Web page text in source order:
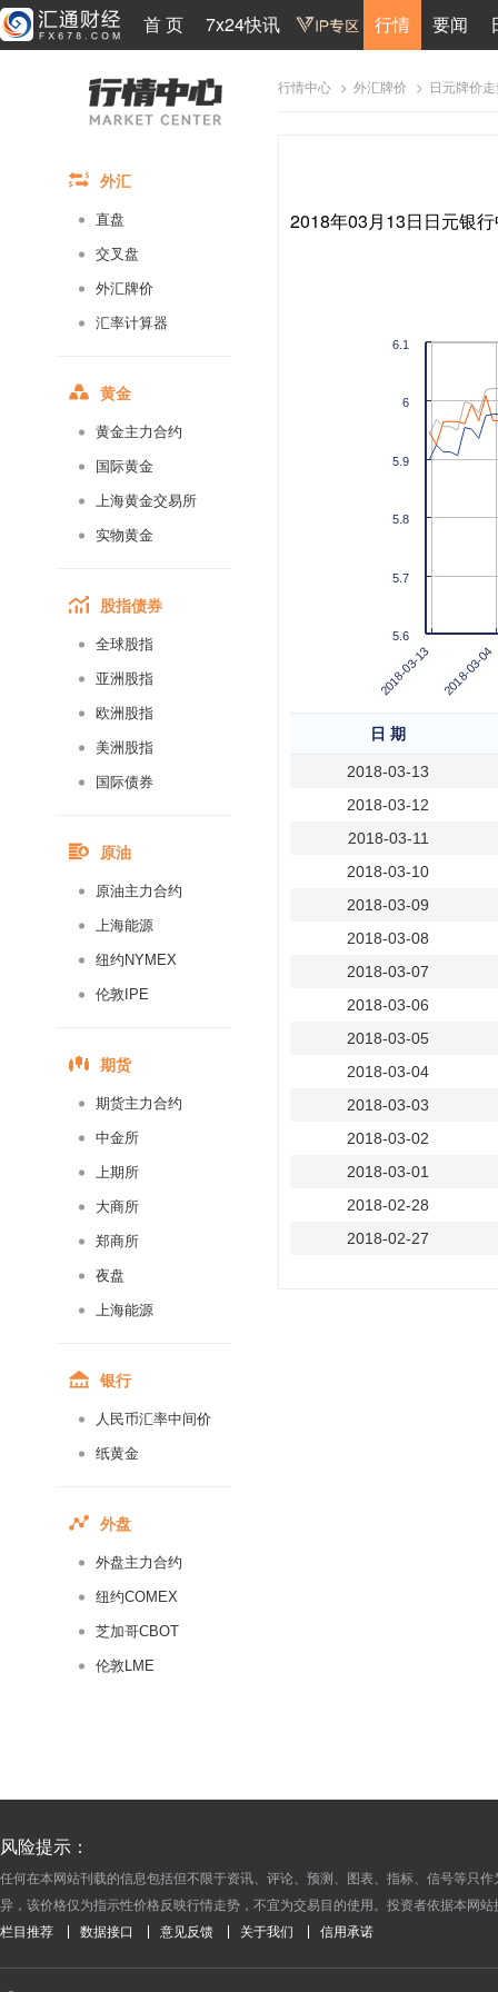
首 页 7x24快讯 行情 要闻
外汇
直盘
交叉盘
外汇牌价
汇率计算器
黄金
黄金主力合约
国际黄金
上海黄金交易所
实物黄金
股指债券
全球股指
亚洲股指
欧洲股指
美洲股指
国际债券
原油
原油主力合约
上海能源
纽约NYMEX
伦敦IPE
期货
期货主力合约
中金所
上期所
大商所
郑商所
夜盘
上海能源
银行
人民币汇率中间价
纸黄金
外盘
外盘主力合约
纽约COMEX
芝加哥CBOT
伦敦LME
行情中心 > 外汇牌价 > 日元牌价
2018年03月13日日元银
2018-03-13 2018-03-04
5.6
5.7
5.8
5.9
6
6.1
日 期
2018-03-13
2018-03-12
2018-03-11
2018-03-10
2018-03-09
2018-03-08
2018-03-07
2018-03-06
2018-03-05
2018-03-04
2018-03-03
2018-03-02
2018-03-01
2018-02-28
2018-02-27
2018-02-10
2018-02-08
2018-02-07
2018-02-06
2018-02-05
风险提示：
任何在本网站刊载的信息包括但不限于资讯、评论、预测、图表、指标、信号等只
异，该价格仅为指示性价格反映行情走势，不宜为交易目的使用。投资者依据本网
栏目推荐 数据接口 意见反馈 关于我们 信用承诺